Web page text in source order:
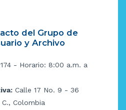
del Grupo de
y Archivo
- Horario: 8:00 a.m. a
Calle 17 No. 9 - 36
Colombia